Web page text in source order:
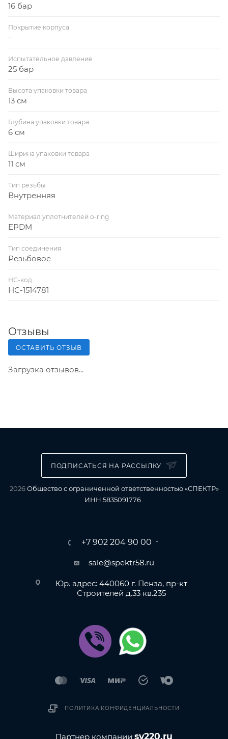
16 бар
Покрытие корпуса
-
Испытательное давление
25 бар
Высота упаковки товара
13 см
Глубина упаковки товара
6 см
Ширина упаковки товара
11 см
Тип резьбы
Внутренняя
Материал уплотнителей o-ring
EPDM
Тип соединения
Резьбовое
НС-код
НС-1514781
Отзывы
ОСТАВИТЬ ОТЗЫВ
Загрузка отзывов...
ПОДПИСАТЬСЯ НА РАССЫЛКУ
2026Общество с ограниченной ответственностью «СПЕКТР»
ИНН 5835091776
+7 902 204 90 00
sale@spektr58.ru
Юр. адрес: 440060 г. Пенза, пр-кт
Строителей д.33 кв.235
ПОЛИТИКА КОНФИДЕНЦИАЛЬНОСТИ
Партнер компании sv220.ru